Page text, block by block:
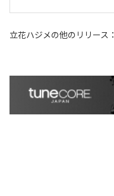
立花ハジメの他のリリース：